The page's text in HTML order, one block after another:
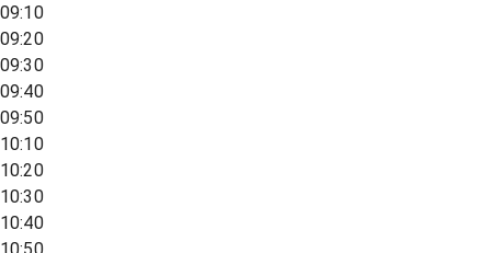
09:10
09:20
09:30
09:40
09:50
10:10
10:20
10:30
10:40
10:50